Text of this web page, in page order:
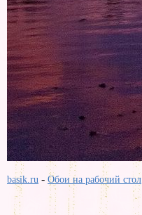
basik.ru - Обои на рабочий стол